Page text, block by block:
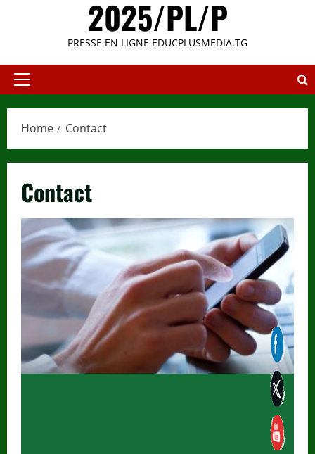
2025/PL/P
PRESSE EN LIGNE EDUCPLUSMEDIA.TG
Primary
Home Contact
Contact